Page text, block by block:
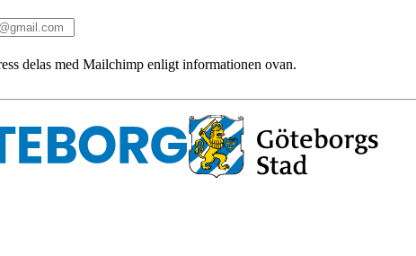
delas med Mailchimp enligt informationen ovan.